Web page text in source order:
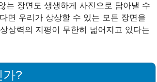
는 장면도 생생하게 사진으로 담아낼 수
면 우리가 상상할 수 있는 모든 장면을
상력의 지평이 무한히 넓어지고 있다는
가?